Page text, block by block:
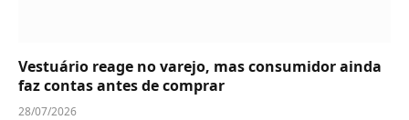
Vestuário reage no varejo, mas consumidor ainda
faz contas antes de comprar
28/07/2026